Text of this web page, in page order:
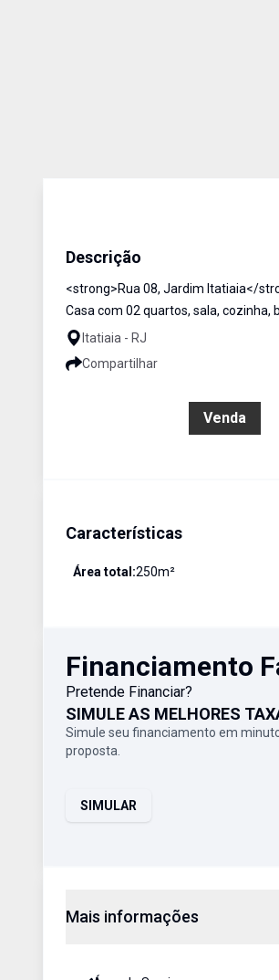
Descrição
<strong>Rua 08, Jardim Itatiaia</
Casa com 02 quartos, sala, cozinha,
Itatiaia - RJ
Compartilhar
Venda
Características
Área total:250m²
Financiamento
Pretende Financiar?
SIMULE AS MELHORES
Simule seu financiamento em
proposta.
SIMULAR
Mais informações